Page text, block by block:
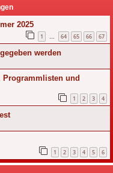
2025
1 … 64 65 66 67
werden
Programmlisten und
1 2 3 4
1 2 3 4 5 6